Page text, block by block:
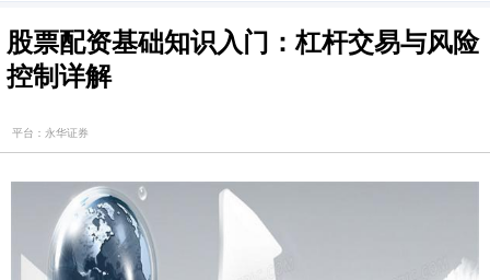
股票配资基础知识入门：杠杆交易与风险
控制详解
平台：永华证券